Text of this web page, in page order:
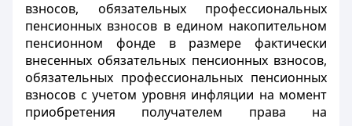
взносов, обязательных профессиональных
пенсионных взносов в едином накопительном
пенсионном фонде в размере фактически
внесенных обязательных пенсионных взносов,
обязательных профессиональных пенсионных
взносов с учетом уровня инфляции на момент
приобретения получателем права на